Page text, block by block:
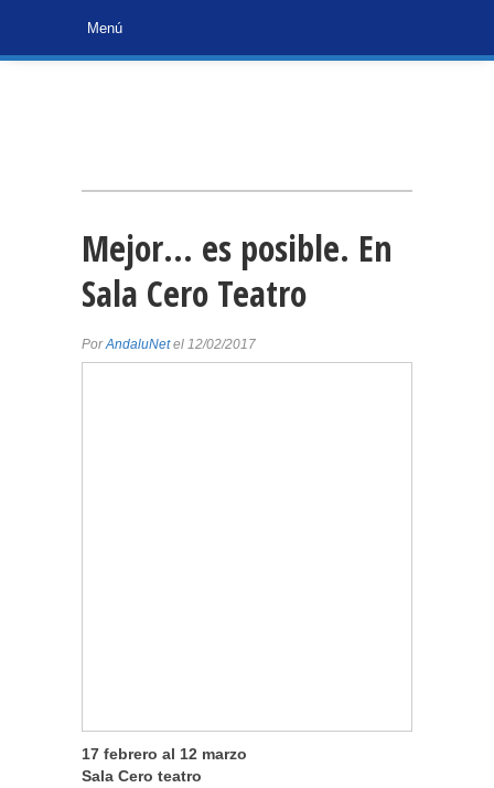
Mejor… es posible. En
Sala Cero Teatro
PorAndaluNetel 12/02/2017
17 febrero al 12 marzo
Sala Cero teatro